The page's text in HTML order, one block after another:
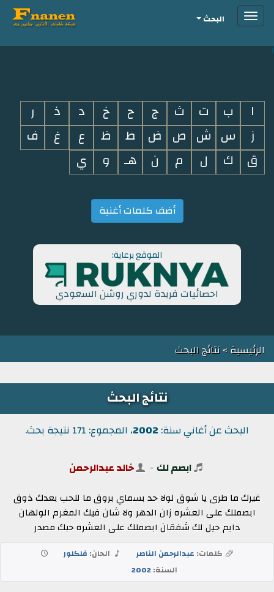
i
Toggleالبحث
ا ب ت ث ج ح خ د ذ
ر
ز
س ش ص ض ط ظ ع غ
ف
ق
ك ل م ن هـ و ي
أضف كلمات أغنية
الموقع برعاية:
احصائيات فريدة لدوري روشن السعودي
الرئيسية> نتائج البحث
نتائج البحث
البحث عن أغاني سنة: 2002، المجموع: 171 نتيجة بحث.
ابصم لك - خالد عبدالرحمن
غيرك ما طرى يا شوق لولا حد بسماي بروق ما للحب بعدك ذوق
ابصملك على العشره زان الدهر ولا شان فيك المغرم الولهان
دايم حيل لك شفقان ابصملك على العشره حبك مصدر
كلمات: عبدالرحمن الناصر الحان: فلكلور
السنة:2002